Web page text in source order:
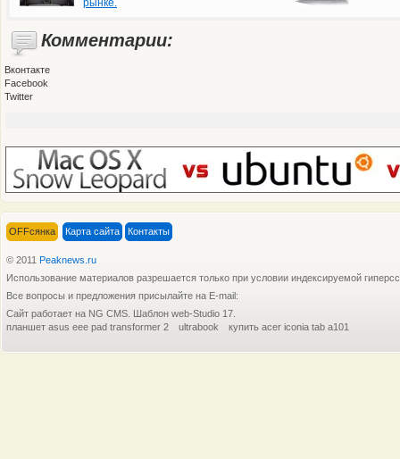
По сообщениям ресурса Digitimes,
рынке.
Комментарии:
Вконтакте
Facebook
Twitter
OFFсянка Карта сайта Контакты
© 2011 Peaknews.ru
Использование материалов разрешается только при условии индексируемой
Все вопросы и предложения присылайте на E-mail:
Сайт работает на NG CMS. Шаблон web-Studio 17.
планшет asus eee pad transformer 2
ultrabook купить acer iconia tab a101